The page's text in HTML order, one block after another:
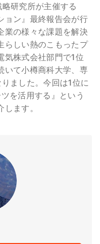
研究所が主催する
ョン』最終報告会が行
業の様々な課題を解決
らしい熱のこもったプ
気株式会社部門で1位
いて小樽商科大学、専
ました。今回は1位に
を活用する』という
ます。